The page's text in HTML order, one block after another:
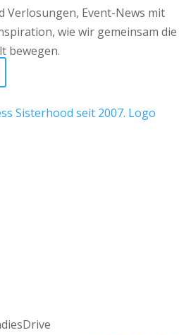
Verlosungen, Event-News mit
wie wir gemeinsam die
bewegen.